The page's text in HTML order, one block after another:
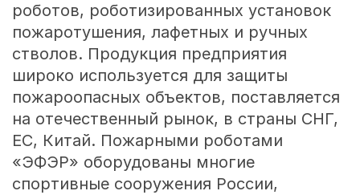
роботов, роботизированных установок
пожаротушения, лафетных и ручных
стволов. Продукция предприятия
широко используется для защиты
пожароопасных объектов, поставляется
на отечественный рынок, в страны СНГ,
ЕС, Китай. Пожарными роботами
«ЭФЭР» оборудованы многие
спортивные сооружения России,